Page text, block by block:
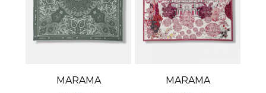
MARAMA MARAMA